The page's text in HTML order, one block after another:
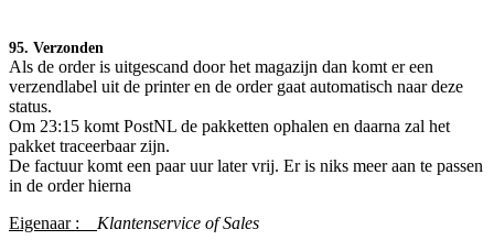
95. Verzonden
Als de order is uitgescand door het magazijn dan komt er een
verzendlabel uit de printer en de order gaat automatisch naar deze
status.
Om 23:15 komt PostNL de pakketten ophalen en daarna zal het
pakket traceerbaar zijn.
De factuur komt een paar uur later vrij. Er is niks meer aan te passen
in de order hierna
Eigenaar :
Klantenservice of Sales